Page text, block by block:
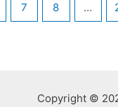
7 8 …
Copyright ©